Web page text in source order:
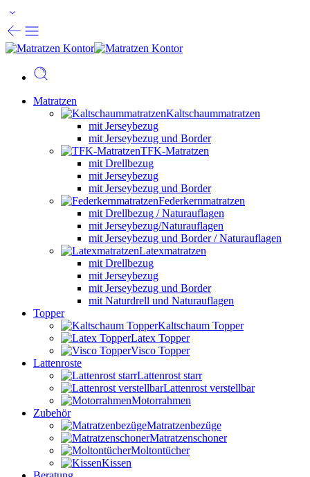
Matratzen
Kaltschaummatratzen
mit Jerseybezug
mit Jerseybezug und Border
TFK-Matratzen
mit Drellbezug
mit Jerseybezug
mit Jerseybezug und Border
Federkernmatratzen
mit Drellbezug / Naturauflagen
mit Jerseybezug/Naturauflagen
mit Jerseybezug und Border / Naturauflagen
Latexmatratzen
mit Drellbezug
mit Jerseybezug
mit Jerseybezug und Border
mit Naturdrell und Naturauflagen
Topper
Kaltschaum Topper
Latex Topper
Visco Topper
Lattenroste
Lattenrost starr
Lattenrost verstellbar
Motorrahmen
Zubehör
Matratzenbezüge
Matratzenschoner
Moltontücher
Kissen